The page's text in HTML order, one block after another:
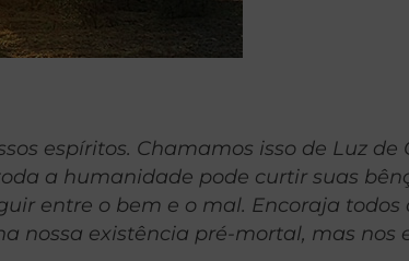
espíritos. Chamamos isso de Luz de
a humanidade pode curtir suas
entre o bem e o mal. Encoraja todos
nossa existência pré-mortal, mas nos